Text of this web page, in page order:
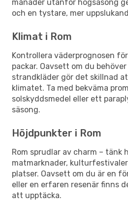
månader utanför högsäsong
och en tystare, mer
Klimat i Rom
Kontrollera väderprognosen
packar. Oavsett om du
strandkläder gör det skillnad
klimatet. Ta med bekväma
solskyddsmedel eller ett
säsong.
Höjdpunkter i Rom
Rom sprudlar av charm – tänk
matmarknader,
platser. Oavsett om du är en
eller en erfaren resenär finns
att upptäcka.